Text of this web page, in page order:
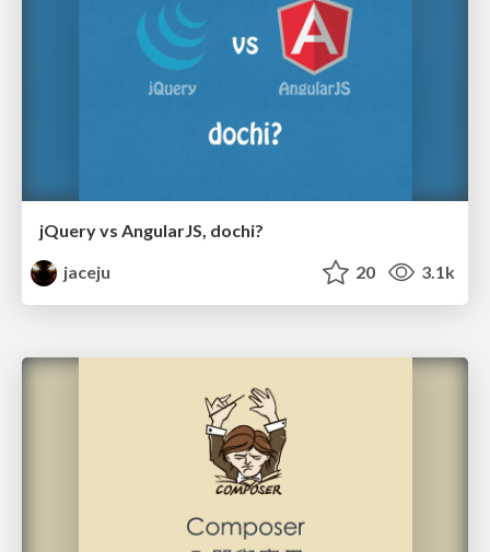
jQuery vs AngularJS, dochi?
jaceju
20 3.1k